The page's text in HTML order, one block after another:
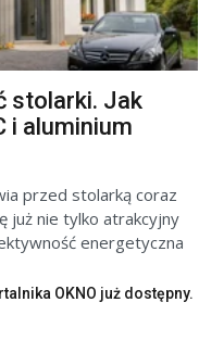
stolarki. Jak
i aluminium
przed stolarką coraz
już nie tylko atrakcyjny
energetyczna
OKNO już dostępny.